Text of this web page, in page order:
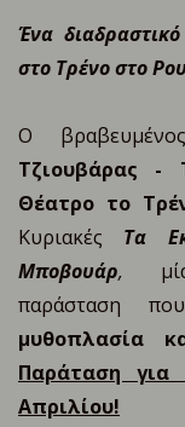
Ένα
στο Τρένο στο
Ο
Τζιουβάρας -
Θέατρο το
Κυριακές Τα
Μποβουάρ, μία
παράσταση
μυθοπλασία
Παράταση
Απριλίου!